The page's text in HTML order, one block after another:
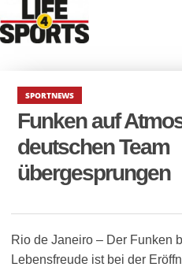
SPORTNEWS
Funken auf
deutschen Team
übergesprungen
Rio de Janeiro – Der Funken
Lebensfreude ist bei der